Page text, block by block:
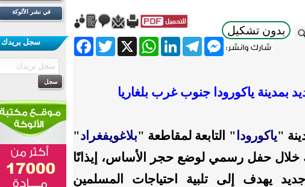
بدون تشكيل
FacebookTwitter X
WhatsAppLinkedInTelegram
Messenger
بمدينة ياكورودا جنوب غرب بلغاريا
"ياكورودا " التابعة لمقاطعة "بلاغويفغراد"
خلال حفل رسمي لوضع حجر الأساس، إيذانًا
يهدف إلى تلبية احتياجات المسلمين
في نشر الألوكة
سجل بريدك